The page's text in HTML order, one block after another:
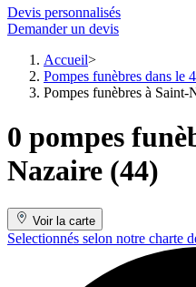
Devis personnalisés
Demander un devis
Accueil
Pompes funèbres dans le
Pompes funèbres à Saint-
0 pompes
Nazaire (44)
Voir la carte
Selectionnés selon notre charte